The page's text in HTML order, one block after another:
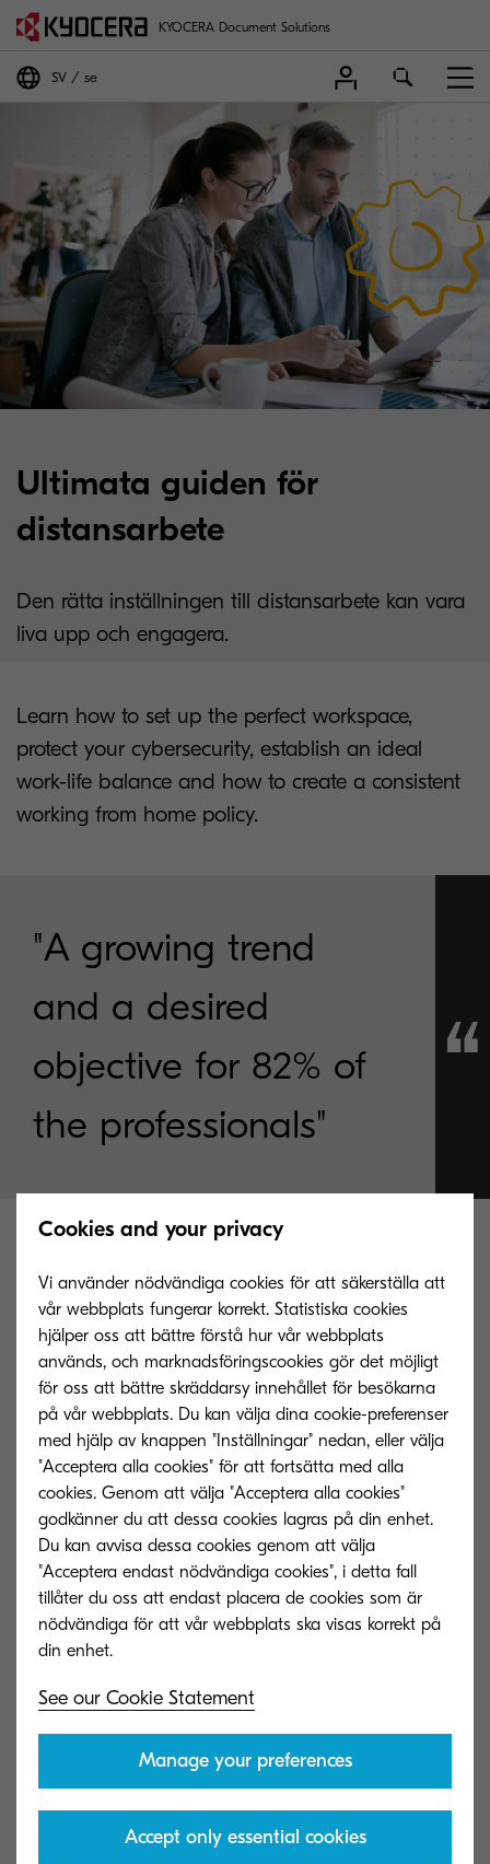
KYOCERA Document Solutions
SV se
Ultimata guiden för
distansarbete
Den rätta inställningen till distansarbete kan vara
liva upp och engagera.
Learn how to set up the perfect workspace,
protect your cybersecurity, establish an ideal
work-life balance and how to create a consistent
working from home policy.
"A growing trend
and a desired
objective for 82% of
the professionals"
Cookies and your privacy
Vi använder nödvändiga cookies för att säkerställa att
vår webbplats fungerar korrekt. Statistiska cookies
hjälper oss att bättre förstå hur vår webbplats
används, och marknadsföringscookies gör det möjligt
för oss att bättre skräddarsy innehållet för besökarna
på vår webbplats. Du kan välja dina cookie-preferenser
med hjälp av knappen "Inställningar" nedan, eller välja
"Acceptera alla cookies" för att fortsätta med alla
cookies. Genom att välja "Acceptera alla cookies"
godkänner du att dessa cookies lagras på din enhet.
Du kan avvisa dessa cookies genom att välja
"Acceptera endast nödvändiga cookies", i detta fall
tillåter du oss att endast placera de cookies som är
nödvändiga för att vår webbplats ska visas korrekt på
See our Cookie Statement
Manage your preferences
Accept only essential cookies